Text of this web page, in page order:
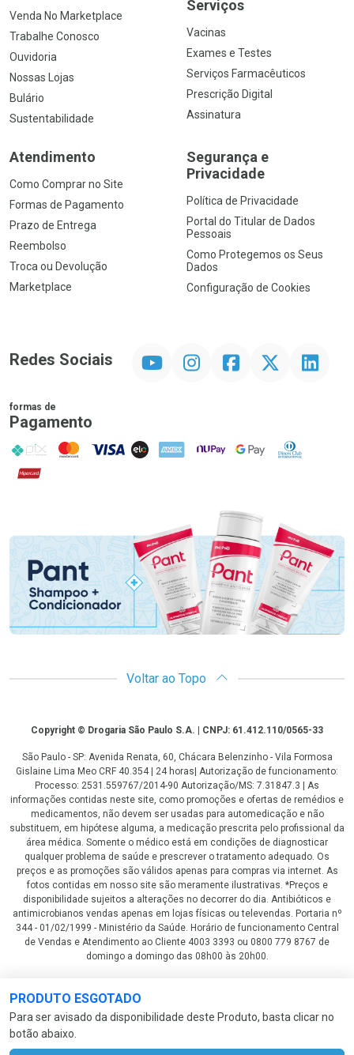
PRODUTO ESGOTADO
Para ser avisado da disponibilidade deste Produto, basta clicar no
botão abaixo.
Venda No Marketplace
Trabalhe Conosco
Ouvidoria
Nossas Lojas
Bulário
Sustentabilidade
Serviços
Vacinas
Exames e Testes
Serviços Farmacêuticos
Prescrição Digital
Assinatura
Atendimento
Como Comprar no Site
Formas de Pagamento
Prazo de Entrega
Reembolso
Troca ou Devolução
Marketplace
Segurança e
Privacidade
Política de Privacidade
Portal do Titular de Dados
Pessoais
Como Protegemos os Seus
Dados
Configuração de Cookies
Redes Sociais InstagramFacebookTwitter Linkedin
formas de
Pagamento
PIX MasterCard
VISA ELO AMEX NuPay Google PayDiners Club
Hipercard
Promoção em Destaque
Voltar ao Topo
CopyrightCopyright © Drogaria São Paulo S.A. | CNPJ: 61.412.110/0565-33
São Paulo - SP: Avenida Renata, 60, Chácara Belenzinho - Vila Formosa
Gislaine Lima Meo CRF 40.354 | 24 horas| Autorização de funcionamento:
Processo: 2531.559767/2014-90 Autorização/MS: 7.31847.3 | As
informações contidas neste site, como promoções e ofertas de remédios e
medicamentos, não devem ser usadas para automedicação e não
substituem, em hipótese alguma, a medicação prescrita pelo profissional da
área médica. Somente o médico está em condições de diagnosticar
qualquer problema de saúde e prescrever o tratamento adequado. Os
preços e as promoções são válidos apenas para compras via internet. As
fotos contidas em nosso site são meramente ilustrativas. *Preços e
disponibilidade sujeitos a alterações no decorrer do dia. Antibióticos e
antimicrobianos vendas apenas em lojas físicas ou televendas. Portaria nº
344 - 01/02/1999 - Ministério da Saúde. Horário de funcionamento Central
de Vendas e Atendimento ao Cliente 4003 3393 ou 0800 779 8767 de
domingo a domingo das 08h00 às 20h00.